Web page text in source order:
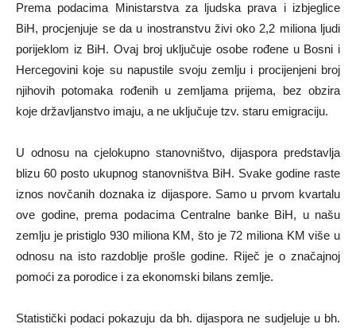
Prema podacima Ministarstva za ljudska prava i izbjeglice
BiH, procjenjuje se da u inostranstvu živi oko 2,2 miliona ljudi
porijeklom iz BiH. Ovaj broj uključuje osobe rođene u Bosni i
Hercegovini koje su napustile svoju zemlju i procijenjeni broj
njihovih potomaka rođenih u zemljama prijema, bez obzira
koje državljanstvo imaju, a ne uključuje tzv. staru emigraciju.
U odnosu na cjelokupno stanovništvo, dijaspora predstavlja
blizu 60 posto ukupnog stanovništva BiH. Svake godine raste
iznos novčanih doznaka iz dijaspore. Samo u prvom kvartalu
ove godine, prema podacima Centralne banke BiH, u našu
zemlju je pristiglo 930 miliona KM, što je 72 miliona KM više u
odnosu na isto razdoblje prošle godine. Riječ je o značajnoj
pomoći za porodice i za ekonomski bilans zemlje.
Statistički podaci pokazuju da bh. dijaspora ne sudjeluje u bh.